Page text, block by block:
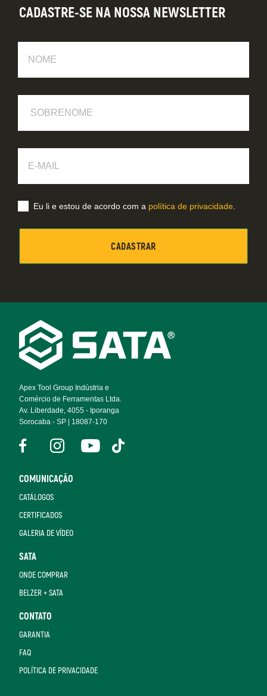
Footer
Navigation
Apex Tool Group Indústria e
Comércio de Ferramentas Ltda.
Av. Liberdade, 4055 - Iporanga
Sorocaba - SP | 18087-170
COMUNICAÇÃO
CATÁLOGOS
CERTIFICADOS
GALERIA DE VÍDEO
SATA
ONDE COMPRAR
BELZER + SATA
CONTATO
GARANTIA
FAQ
POLÍTICA DE PRIVACIDADE
CADASTRE-SE NA NOSSA NEWSLETTER
Mail
Eu li e estou de acordo com a política de privacidade